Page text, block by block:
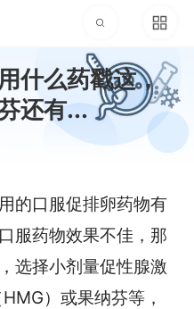
什么药戳这，
还有...
的口服促排卵药物有
服药物效果不佳，那
选择小剂量促性腺激
）或果纳芬等，